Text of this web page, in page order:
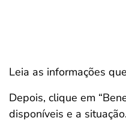
Leia as informações
Depois, clique em
disponíveis e a situação.